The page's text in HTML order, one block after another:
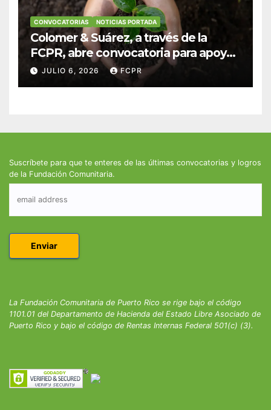
CONVOCATORIAS NOTICIAS PORTADA
Colomer & Suárez, a través de la
FCPR, abre convocatoria para apoyar
proyectos de seguridad alimentaria
JULIO 6, 2026 FCPR
Suscríbete para que te enteres de las últimas convocatorias y logros
de la Fundación Comunitaria.
La Fundación Comunitaria de Puerto Rico se rige bajo el código
1101.01 del Departamento de Hacienda del Estado Libre Asociado de
Puerto Rico y bajo el código de Rentas Internas Federal 501(c) (3).